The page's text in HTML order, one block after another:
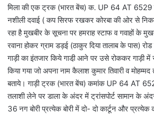
मिला की एक ट्रक (भारत बेंच) क. UP 64 AT
नशीली दवाई ( कप सिरफ रखकर कोरबा की ओर से
रहा है मुखबीर के सूचना पर हमराह स्टाफ व गवाहों के
रवाना होकर ग्राम डड़ई (ठाकुर दिया तालाब के पास) रोड
गाड़ी का इंतजार किये गाडी़ आने पर उसे रोककर गाड़ी में
किया गया जो अपना नाम कैलाश कुमार तिवारी व मोहम्मद
बताये। गाड़ी ट्रक (भारत बेंच) कमांक UP 64 AT
तलाशी लेने पर डाला के अंदर में ट्रांसपोर्ट सामान के
36 नग बोरी प्रत्येक बोरी में दो- दो कार्टून और